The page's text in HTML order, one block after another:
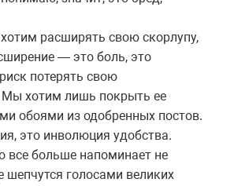
расширять свою скорлупу,
— это боль, это
потерять свою
Мы хотим лишь покрыть ее
обоями из одобренных постов.
это инволюция удобства.
все больше напоминает не
шепчутся голосами великих